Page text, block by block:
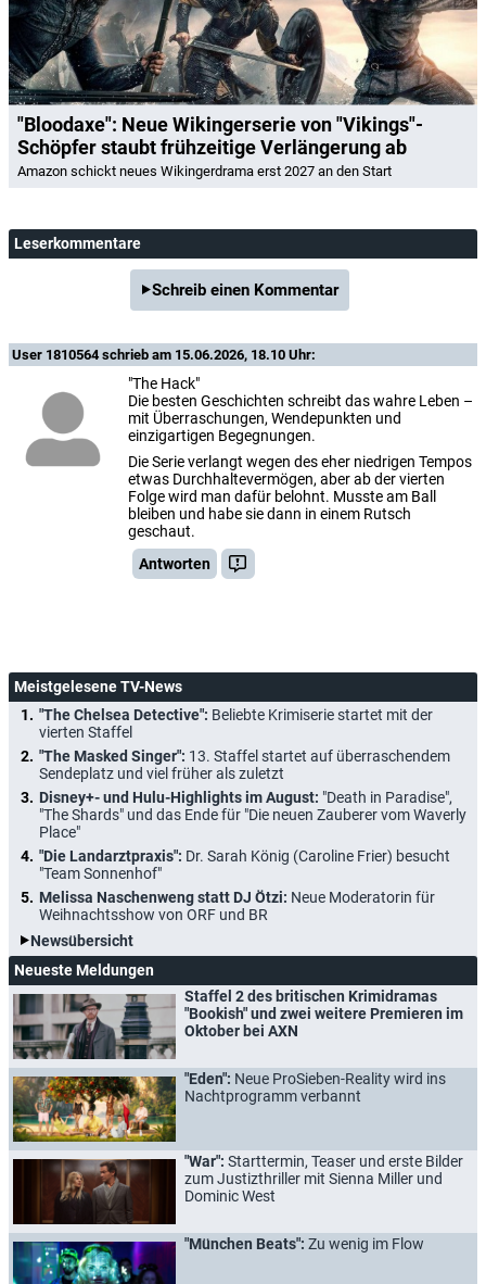
"Bloodaxe": Neue Wikingerserie von "Vikings"-
Schöpfer staubt frühzeitige Verlängerung ab
Amazon schickt neues Wikingerdrama erst 2027 an den Start
Leserkommentare
Schreib einen Kommentar
User 1810564schrieb am 15.06.2026, 18.10 Uhr:
"The Hack"
Die besten Geschichten schreibt das wahre Leben –
mit Überraschungen, Wendepunkten und
einzigartigen Begegnungen.
Die Serie verlangt wegen des eher niedrigen Tempos
etwas Durchhaltevermögen, aber ab der vierten
Folge wird man dafür belohnt. Musste am Ball
bleiben und habe sie dann in einem Rutsch
geschaut.
Antworten
Meistgelesene TV-News
"The Chelsea Detective": Beliebte Krimiserie startet mit der
vierten Staffel
"The Masked Singer": 13. Staffel startet auf überraschendem
Sendeplatz und viel früher als zuletzt
Disney+- und Hulu-Highlights im August: "Death in Paradise",
"The Shards" und das Ende für "Die neuen Zauberer vom Waverly
Place"
"Die Landarztpraxis": Dr. Sarah König (Caroline Frier) besucht
"Team Sonnenhof"
Melissa Naschenweng statt DJ Ötzi: Neue Moderatorin für
Weihnachtsshow von ORF und BR
Newsübersicht
Neueste Meldungen
Staffel 2 des britischen Krimidramas
"Bookish" und zwei weitere Premieren im
Oktober bei AXN
"Eden": Neue ProSieben-Reality wird ins
Nachtprogramm verbannt
"War": Starttermin, Teaser und erste Bilder
zum Justizthriller mit Sienna Miller und
Dominic West
"München Beats": Zu wenig im Flow